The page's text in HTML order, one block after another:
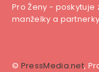
Pro Ženy -
manželky a
© PressMedia.net,